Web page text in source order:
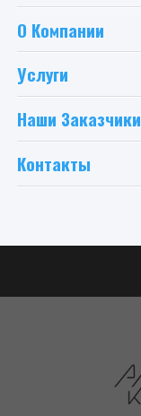
О Компании
Услуги
Наши Заказчики
Контакты